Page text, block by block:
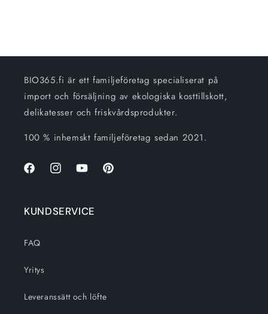
BIO365.fi är ett familjeföretag specialiserat på
import och försäljning av ekologiska kosttillskott,
delikatesser och friskvårdsprodukter.
100 % inhemskt familjeföretag sedan 2021.
FacebookInstagramYoutubePinterest
KUNDSERVICE
FAQ
Yritys
Leveranssätt och löfte